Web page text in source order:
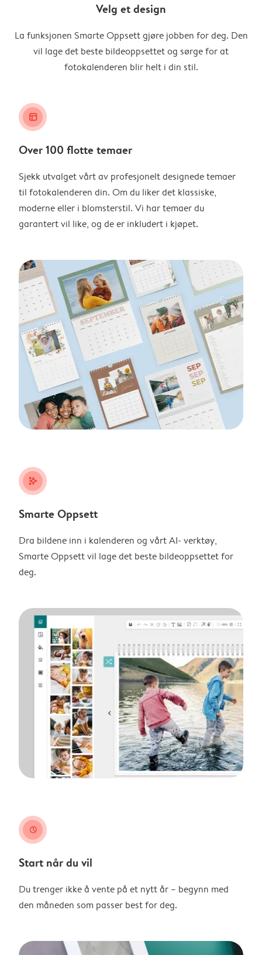
Velg et design
La funksjonen Smarte Oppsett gjøre jobben for deg. Den
vil lage det beste bildeoppsettet og sørge for at
fotokalenderen blir helt i din stil.
layout_alt
Over 100 flotte temaer
Sjekk utvalget vårt av profesjonelt designede temaer
til fotokalenderen din. Om du liker det klassiske,
moderne eller i blomsterstil. Vi har temaer du
garantert vil like, og de er inkludert i kjøpet.
stars_plus
Smarte Oppsett
Dra bildene inn i kalenderen og vårt AI- verktøy,
Smarte Oppsett vil lage det beste bildeoppsettet for
deg.
clock
Start når du vil
Du trenger ikke å vente på et nytt år – begynn med
den måneden som passer best for deg.